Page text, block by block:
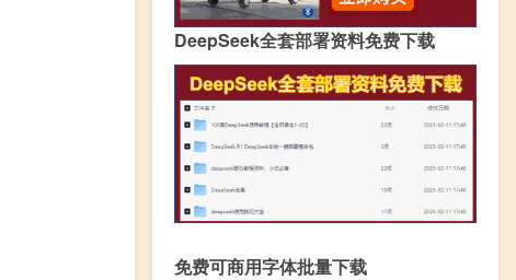
DeepSeek全套部署资料免费下载
免费可商用字体批量下载